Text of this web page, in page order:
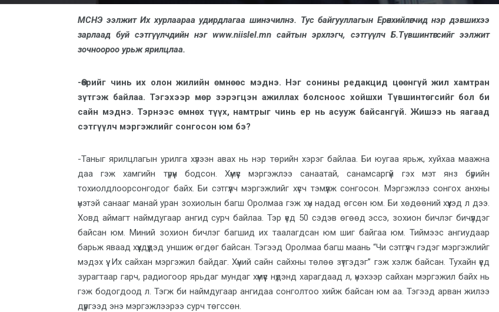
МСНЭ ээлжит Их хурлаараа удирдлагаа шинэчилнэ. Тус байгууллагын Ерөнхийлөгчид нэр дэвшихээ
зарлаад буй сэтгүүлчдийн нэг www.niislel.mn сайтын эрхлэгч, сэтгүүлч Б.Түвшинтөгсийг ээлжит
зочноороо урьж ярилцлаа.
-Өөрийг чинь их олон жилийн өмнөөс мэднэ. Нэг сонины редакцид цөөнгүй жил хамтран
зүтгэж байлаа. Тэгэхээр мөр зэрэгцэн ажиллах болсноос хойшхи Түвшинтөгсийг бол би
сайн мэднэ. Тэрнээс өмнөх түүх, намтрыг чинь ер нь асууж байсангүй. Жишээ нь яагаад
сэтгүүлч мэргэжлийг сонгосон юм бэ?
-Таныг ярилцлагын урилга хүлээн авах нь нэр төрийн хэрэг байлаа. Би юугаа ярьж, хуйхаа маажна
даа гэж хамгийн түрүүн бодсон. Хүмүүс мэргэжлээ санаатай, санамсаргүй гэх мэт янз бүрийн
тохиолдлоорсонгодог байх. Би сэтгүүлч мэргэжлийг хүсч тэмүүлж сонгосон. Мэргэжлээ сонгох анхны
үнэтэй санааг манай уран зохиолын багш Оролмаа гэж хүн надад өгсөн юм. Би хөдөөний хүүхэд л дээ.
Ховд аймагт наймдугаар ангид сурч байлаа. Тэр үед 50 сэдэв өгөөд эссэ, зохион бичлэг бичүүлдэг
байсан юм. Миний зохион бичлэг багшид их таалагдсан юм шиг байгаа юм. Тиймээс ангиудаар
барьж яваад хүүхдүүдэд уншиж өгдөг байсан. Тэгээд Оролмаа багш маань “Чи сэтгүүлч гэдэг мэргэжлийг
мэдэх үү. Их сайхан мэргэжил байдаг. Хүний сайн сайхны төлөө зүтгэдэг” гэж хэлж байсан. Тухайн үед
зурагтаар гарч, радиогоор ярьдаг мундаг хүмүүс нүдэнд харагдаад л, үнэхээр сайхан мэргэжил байх нь
гэж бодогдоод л. Тэгж би наймдугаар ангидаа сонголтоо хийж байсан юм аа. Тэгээд арван жилээ
дүүргээд энэ мэргэжлээрээ сурч төгссөн.